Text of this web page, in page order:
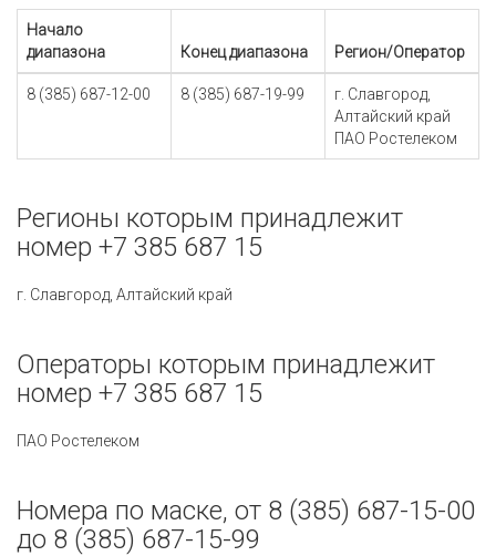
Начало
диапазона
Конец диапазона Регион/Оператор
8 (385) 687-12-00 8 (385) 687-19-99
г. Славгород,
Алтайский край
ПАО Ростелеком
Регионы которым принадлежит
номер +7 385 687 15
г. Славгород, Алтайский край
Операторы которым принадлежит
номер +7 385 687 15
ПАО Ростелеком
Номера по маске, от 8 (385) 687-15-00
до 8 (385) 687-15-99